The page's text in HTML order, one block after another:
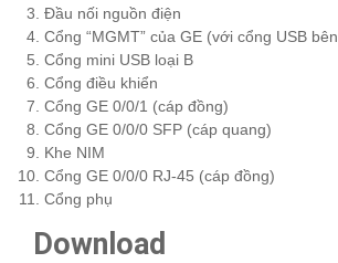
Đầu nối nguồn điện
Cổng “MGMT” của GE (với cổng USB
Cổng mini USB loại B
Cổng điều khiển
Cổng GE 0/0/1 (cáp đồng)
Cổng GE 0/0/0 SFP (cáp quang)
Khe NIM
Cổng GE 0/0/0 RJ-45 (cáp đồng)
Cổng phụ
Download